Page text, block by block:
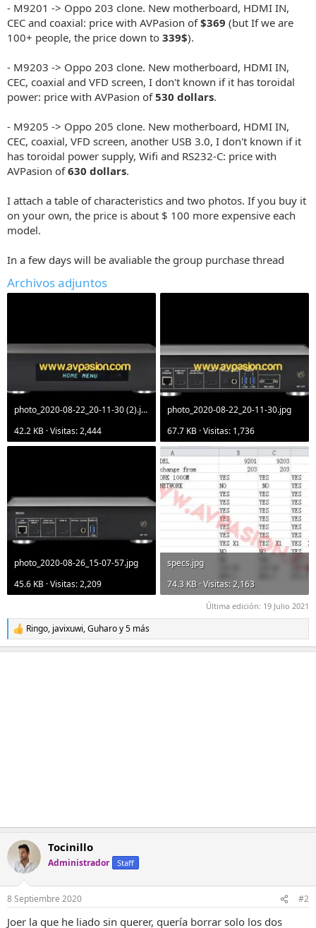
- M9201 -> Oppo 203 clone. New motherboard, HDMI IN,
CEC and coaxial: price with AVPasion of$369 (but If we are
100+ people, the price down to 339$).
- M9203 -> Oppo 203 clone. New motherboard, HDMI IN,
CEC, coaxial and VFD screen, I don't known if it has toroidal
power: price with AVPasion of530 dollars.
- M9205 -> Oppo 205 clone. New motherboard, HDMI IN,
CEC, coaxial, VFD screen, another USB 3.0, I don't known if it
has toroidal power supply, Wifi and RS232-C: price with
AVPasion of630 dollars.
I attach a table of characteristics and two photos. If you buy it
on your own, the price is about $ 100 more expensive each
model.
In a few days will be avaliable the group purchase thread
Archivos adjuntos
photo_2020-08-22_20-11-30 (2).jpg
42.2 KB · Visitas: 2,444
photo_2020-08-22_20-11-30.jpg
67.7 KB · Visitas: 1,736
photo_2020-08-26_15-07-57.jpg
45.6 KB · Visitas: 2,209
specs.jpg
74.3 KB · Visitas: 2,163
Última edición: 19 Julio 2021
R
e
a
Ringo, javixuwi,Guharoy 5 más
Tocinillo
Administrador Staff
8 Septiembre 2020 #2
Joer la que he liado sin querer, quería borrar solo los dos